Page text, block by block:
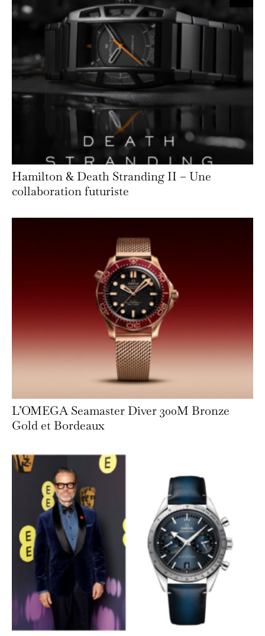
Hamilton & Death Stranding II – Une
collaboration futuriste
L’OMEGA Seamaster Diver 300M Bronze
Gold et Bordeaux